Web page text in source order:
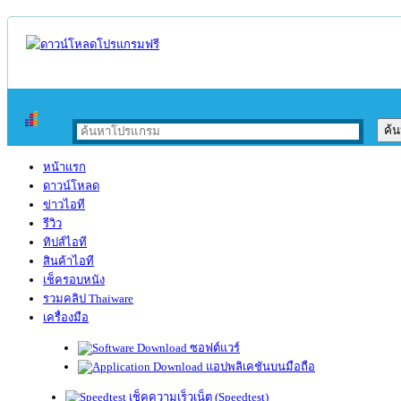
หน้าแรก
ดาวน์โหลด
ข่าวไอที
รีวิว
ทิปส์ไอที
สินค้าไอที
เช็ครอบหนัง
รวมคลิป Thaiware
เครื่องมือ
ซอฟต์แวร์
แอปพลิเคชันบนมือถือ
เช็คความเร็วเน็ต (Speedtest)